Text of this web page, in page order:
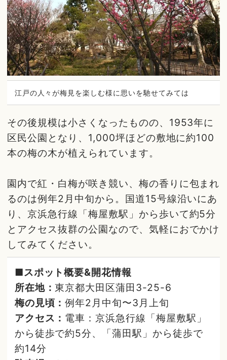
江戸の人々が梅見を楽しむ様に思いを馳せてみては
その後規模は小さくなったものの、1953年に
区民公園となり、1,000坪ほどの敷地に約100
本の梅の木が植えられています。
園内で紅・白梅が咲き競い、梅の香りに包まれ
るのは例年2月中旬から。国道15号線沿いにあ
り、京浜急行線「梅屋敷駅」から歩いて約5分
とアクセス抜群の公園なので、気軽におでかけ
してみてください。
■スポット概要&開花情報
所在地：東京都大田区蒲田3-25-6
梅の見頃：例年2月中旬〜3月上旬
アクセス： 電車：京浜急行線「梅屋敷駅」
から徒歩で約5分、「蒲田駅」から徒歩で
約14分